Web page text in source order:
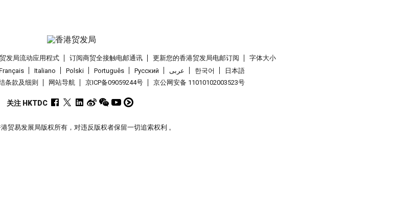
发局流动应用程式 订阅商贸全接触电邮通讯 更新您的香港贸发局电邮订阅
字体大小
Italiano Polski Português Pусский عربى 한국어
日本語
条款及细则 网站导航 京ICP备09059244号 京公网安备 11010102003523号
关注 HKTDC
贸易发展局版权所有，对违反版权者保留一切追索权利 。